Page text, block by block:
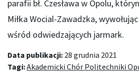
parafii bł. Czesława w Opolu,
Miłka Wocial-Zawadzka,
wśród odwiedzających jarmark.
Data publikacji: 28 grudnia 2021
Tagi:Akademicki Chór Politechniki